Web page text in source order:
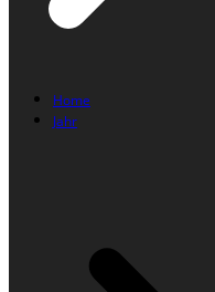
Home
Jahr